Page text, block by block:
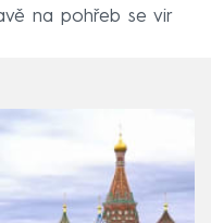
na pohřeb se vir